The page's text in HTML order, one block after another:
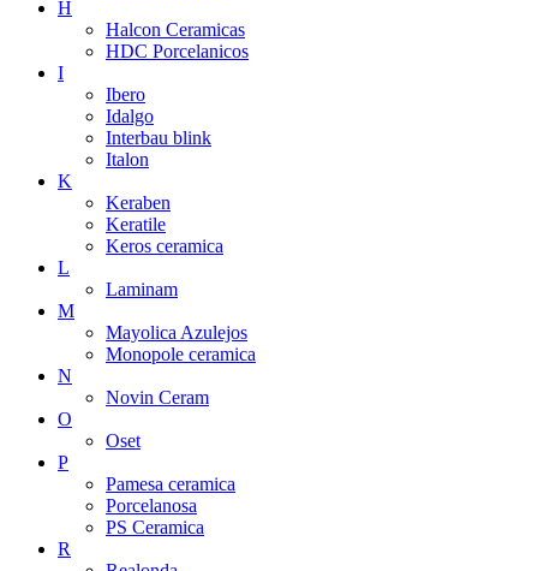
H
Halcon Ceramicas
HDC Porcelanicos
I
Ibero
Idalgo
Interbau blink
Italon
K
Keraben
Keratile
Keros ceramica
L
Laminam
M
Mayolica Azulejos
Monopole ceramica
N
Novin Ceram
O
Oset
P
Pamesa ceramica
Porcelanosa
PS Ceramica
R